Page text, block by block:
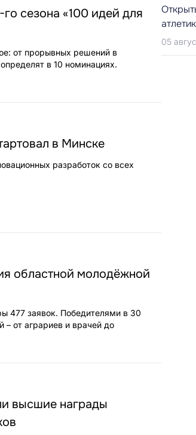
сезона «100 идей для
от прорывных решений в
в 10 номинациях.
в Минске
разработок со всех
областной молодёжной
477 заявок. Победителями в 30
– от аграриев и врачей до
высшие награды
05